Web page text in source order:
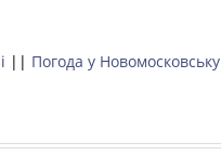
|| Погода у Новомосковську